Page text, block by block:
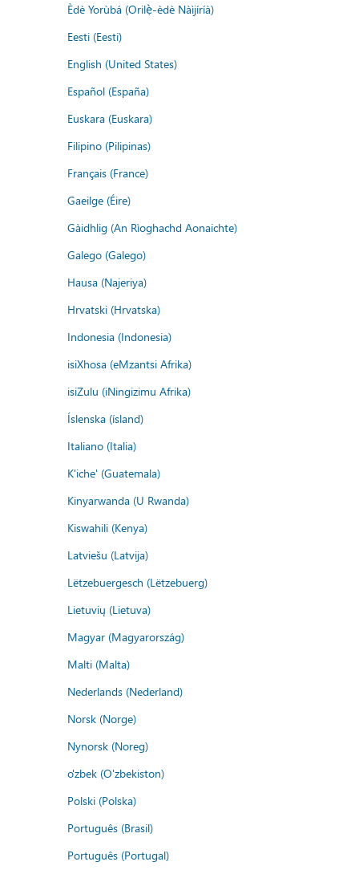
Èdè Yorùbá (Orilẹ̀-èdè Nàìjíríà)
Eesti (Eesti)
English (United States)
Español (España)
Euskara (Euskara)
Filipino (Pilipinas)
Français (France)
Gaeilge (Éire)
Gàidhlig (An Rìoghachd Aonaichte)
Galego (Galego)
Hausa (Najeriya)
Hrvatski (Hrvatska)
Indonesia (Indonesia)
isiXhosa (eMzantsi Afrika)
isiZulu (iNingizimu Afrika)
Íslenska (ísland)
Italiano (Italia)
K'iche' (Guatemala)
Kinyarwanda (U Rwanda)
Kiswahili (Kenya)
Latviešu (Latvija)
Lëtzebuergesch (Lëtzebuerg)
Lietuvių (Lietuva)
Magyar (Magyarország)
Malti (Malta)
Nederlands (Nederland)
Norsk (Norge)
Nynorsk (Noreg)
o'zbek (O'zbekiston)
Polski (Polska)
Português (Brasil)
Português (Portugal)